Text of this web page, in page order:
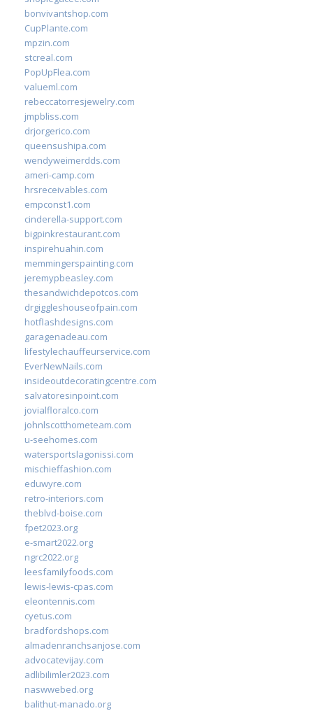
bonvivantshop.com
CupPlante.com
mpzin.com
stcreal.com
PopUpFlea.com
valueml.com
rebeccatorresjewelry.com
jmpbliss.com
drjorgerico.com
queensushipa.com
wendyweimerdds.com
ameri-camp.com
hrsreceivables.com
empconst1.com
cinderella-support.com
bigpinkrestaurant.com
inspirehuahin.com
memmingerspainting.com
jeremypbeasley.com
thesandwichdepotcos.com
drgiggleshouseofpain.com
hotflashdesigns.com
garagenadeau.com
lifestylechauffeurservice.com
EverNewNails.com
insideoutdecoratingcentre.com
salvatoresinpoint.com
jovialfloralco.com
johnlscotthometeam.com
u-seehomes.com
watersportslagonissi.com
mischieffashion.com
eduwyre.com
retro-interiors.com
theblvd-boise.com
fpet2023.org
e-smart2022.org
ngrc2022.org
leesfamilyfoods.com
lewis-lewis-cpas.com
eleontennis.com
cyetus.com
bradfordshops.com
almadenranchsanjose.com
advocatevijay.com
adlibilimler2023.com
naswwebed.org
balithut-manado.org